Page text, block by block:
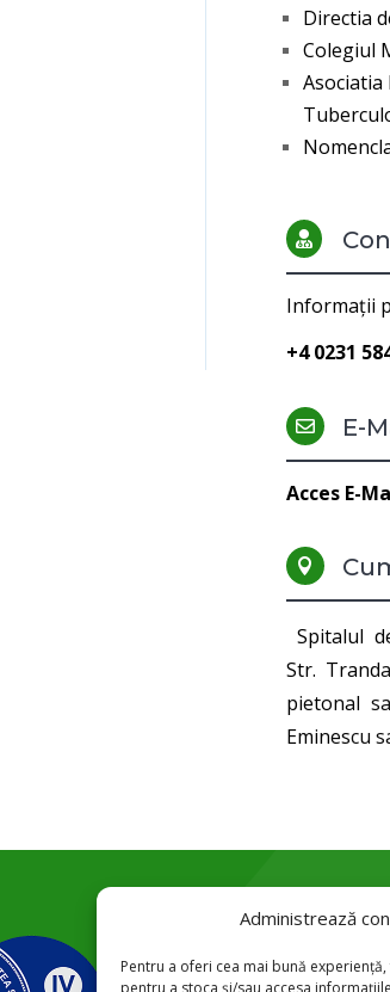
Administrează
Pentru a oferi cea mai bună
pentru a stoca și/sau accesa
Directia
Colegiul
Asociatia

Informații
+4 0231
 E-
Acces E-

Spitalul
Str.
pietonal
Eminescu